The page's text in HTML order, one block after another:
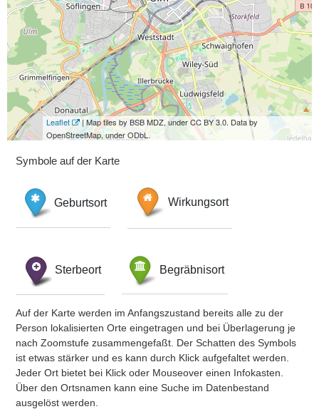
Leaflet
| Map tiles by BSB MDZ, under CC BY 3.0. Data by
OpenStreetMap, under ODbL.
Symbole auf der Karte
Geburtsort Wirkungsort
Sterbeort Begräbnisort
Auf der Karte werden im Anfangszustand bereits alle zu der
Person lokalisierten Orte eingetragen und bei Überlagerung je
nach Zoomstufe zusammengefaßt. Der Schatten des Symbols
ist etwas stärker und es kann durch Klick aufgefaltet werden.
Jeder Ort bietet bei Klick oder Mouseover einen Infokasten.
Über den Ortsnamen kann eine Suche im Datenbestand
ausgelöst werden.